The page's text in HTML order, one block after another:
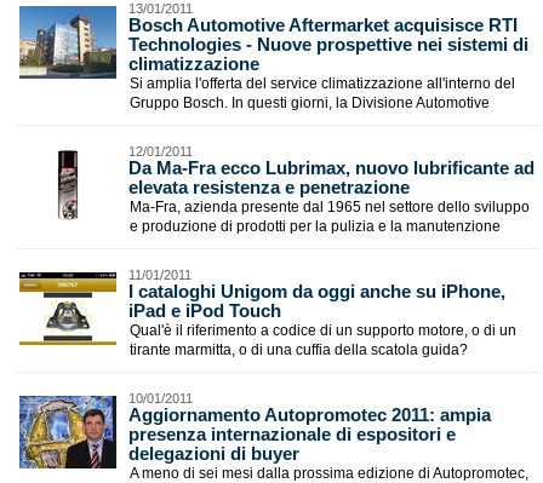
13/01/2011
Bosch Automotive Aftermarket acquisisce RTI
Technologies - Nuove prospettive nei sistemi di
climatizzazione
Si amplia l'offerta del service climatizzazione all'interno del
Gruppo Bosch. In questi giorni, la Divisione Automotive
12/01/2011
Da Ma-Fra ecco Lubrimax, nuovo lubrificante ad
elevata resistenza e penetrazione
Ma-Fra, azienda presente dal 1965 nel settore dello sviluppo
e produzione di prodotti per la pulizia e la manutenzione
11/01/2011
I cataloghi Unigom da oggi anche su iPhone,
iPad e iPod Touch
Qual'è il riferimento a codice di un supporto motore, o di un
tirante marmitta, o di una cuffia della scatola guida?
10/01/2011
Aggiornamento Autopromotec 2011: ampia
presenza internazionale di espositori e
delegazioni di buyer
A meno di sei mesi dalla prossima edizione di Autopromotec,